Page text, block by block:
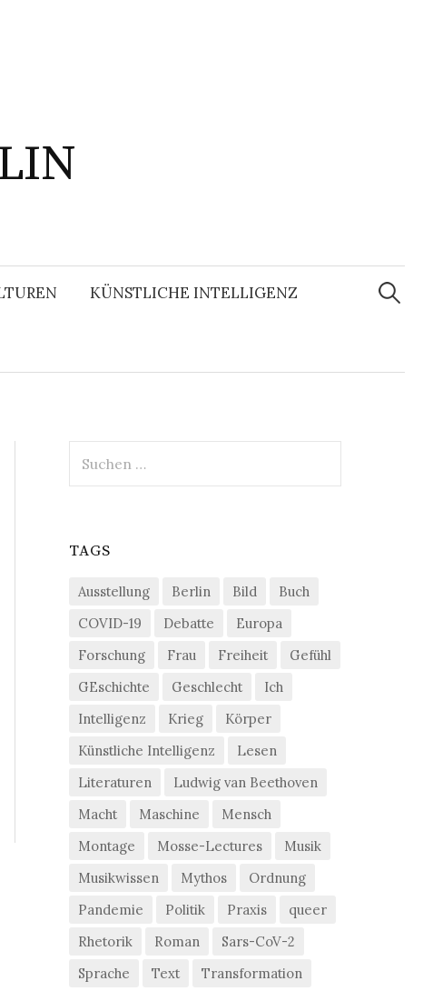
KÜNSTLICHE INTELLIGENZ
Suchen
nach:
nach:
TAGS
Ausstellung Berlin Bild
Buch
COVID-19
Debatte
Europa
Forschung
Frau Freiheit
Gefühl
GEschichte
Geschlecht
Ich
Intelligenz
Krieg
Körper
Künstliche Intelligenz
Lesen
Literaturen
Ludwig van Beethoven
Macht
Maschine
Mensch
Montage
Mosse-Lectures
Musik
Musikwissen
Mythos
Ordnung
Pandemie
Politik Praxis
queer
Rhetorik
Roman
Sars-CoV-2
Sprache
Text
Transformation